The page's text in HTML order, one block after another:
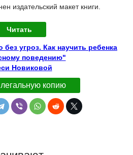
издательский макет книги.
Читать
без угроз. Как научить ребенка
поведению"
Новиковой
легальную копию